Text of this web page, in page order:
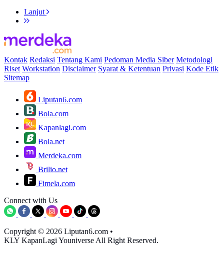
Lanjut
Kontak Redaksi Tentang Kami Pedoman Media Siber Metodologi
Riset Workstation Disclaimer Syarat & Ketentuan Privasi Kode Etik
Sitemap
Liputan6.com
Bola.com
Kapanlagi.com
Bola.net
Merdeka.com
Brilio.net
Fimela.com
Connect with Us
Copyright © 2026 Liputan6.com •
KLY KapanLagi Youniverse All Right Reserved.